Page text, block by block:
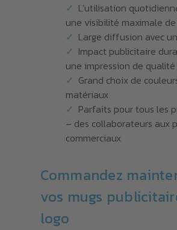
L’utilisation
une visibilité maximale
Large diffusion avec
Impact publicitaire
une impression de qualité
Grand choix de
matériaux
Parfaits pour tous les
– des collaborateurs aux
commerciaux
Commandez
vos mugs
logo